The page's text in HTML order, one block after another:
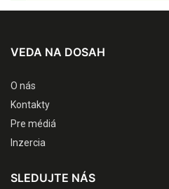
VEDA NA DOSAH
O nás
Kontakty
Pre médiá
Inzercia
SLEDUJTE NÁS